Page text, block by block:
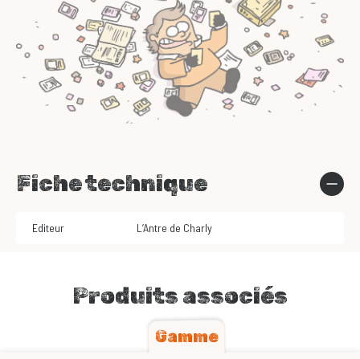
Fiche technique
Editeur L’Antre de Charly
Produits associés
Gamme